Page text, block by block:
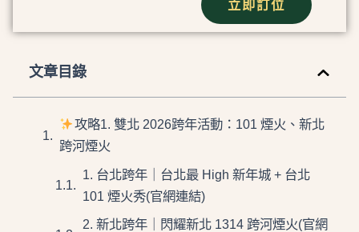
立即訂位
文章目錄
攻略1. 雙北 2026跨年活動：101 煙火、新北
跨河煙火
1. 台北跨年｜台北最 High 新年城 + 台北
101 煙火秀(官網連結)
2. 新北跨年｜閃耀新北 1314 跨河煙火(官網